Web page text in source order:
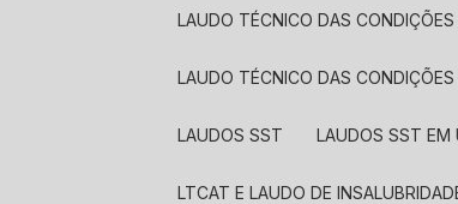
LAUDO TÉCNICO DAS
LAUDO TÉCNICO DAS
LAUDOS SST​ LAUDOS SST​ EM
LTCAT E LAUDO DE